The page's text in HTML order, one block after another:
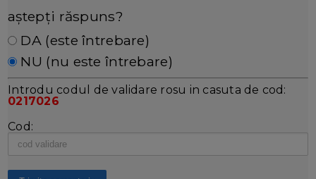
aștepți răspuns?
DA (este întrebare)
NU (nu este întrebare)
Introdu codul de validare rosu in casuta de cod:
0217026
Cod: